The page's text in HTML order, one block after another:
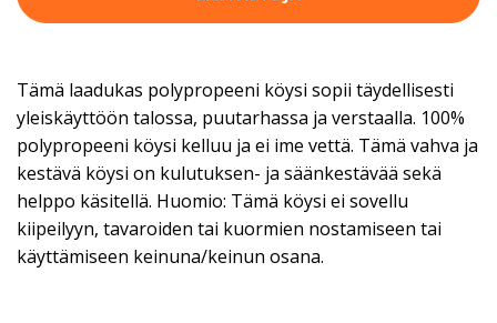
Tämä laadukas polypropeeni köysi sopii täydellisesti
yleiskäyttöön talossa, puutarhassa ja verstaalla. 100%
polypropeeni köysi kelluu ja ei ime vettä. Tämä vahva ja
kestävä köysi on kulutuksen- ja säänkestävää sekä
helppo käsitellä. Huomio: Tämä köysi ei sovellu
kiipeilyyn, tavaroiden tai kuormien nostamiseen tai
käyttämiseen keinuna/keinun osana.